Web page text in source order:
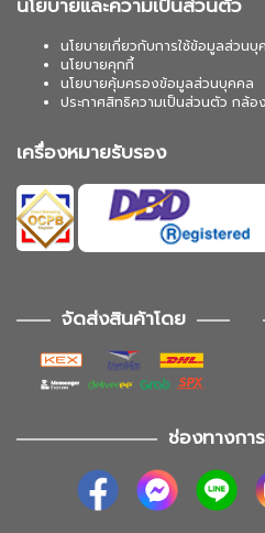
นโยบายเกี่ยวกับการใช้ข้อมูลส่วนบุ
นโยบายคุกกี้
นโยบายคุ้มครองข้อมูลส่วนบุคคล
ประกาศสิทธิความเป็นส่วนตัว กล้อ
เครื่องหมายรับรอง
จัดส่งสินค้าโดย
ช่องทางกา